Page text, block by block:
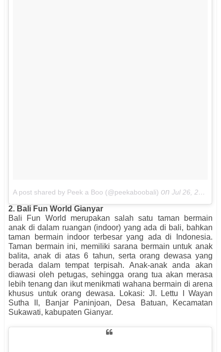
A post shared by Peek a Boo (@peekaboobali) on Jul 26, 2017 at 10:15pm PDT
2. Bali Fun World Gianyar
Bali Fun World merupakan salah satu taman bermain
anak di dalam ruangan (indoor) yang ada di bali, bahkan
taman bermain indoor terbesar yang ada di Indonesia.
Taman bermain ini, memiliki sarana bermain untuk anak
balita, anak di atas 6 tahun, serta orang dewasa yang
berada dalam tempat terpisah. Anak-anak anda akan
diawasi oleh petugas, sehingga orang tua akan merasa
lebih tenang dan ikut menikmati wahana bermain di arena
khusus untuk orang dewasa. Lokasi: Jl. Lettu I Wayan
Sutha II, Banjar Paninjoan, Desa Batuan, Kecamatan
Sukawati, kabupaten Gianyar.